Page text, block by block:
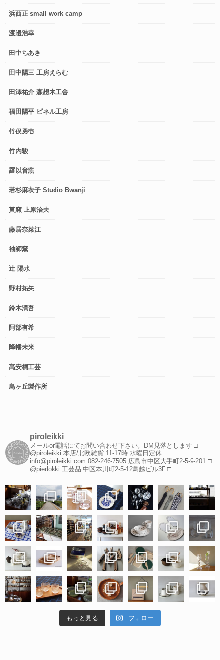
浜西正 small work camp
渡邊浩幸
田中ちあき
田中陽三 工房えらむ
田澤祐介 森想木工舎
福田陽平 ピネル工房
竹俣勇壱
竹内駿
羅以音窯
若杉麻衣子 Studio Bwanji
莫窯 上原治夫
藤居奈菜江
袖師窯
辻 陽水
野村拓矢
鈴木潤吾
阿部有希
降幡未来
高安桐工芸
鳥ヶ丘製作所
piroleikki
メールor電話にてお問い合わせ下さい。DM見落とします □
@piroleikki 本店/北欧雑貨 11-17時 水曜日定休
info@piroleikki.com 082-246-7505 広島市中区大手町2-5-9-201 □
@pierlokki 工芸品 中区本川町2-5-12鳥越ビル3F □
もっと見る フォロー